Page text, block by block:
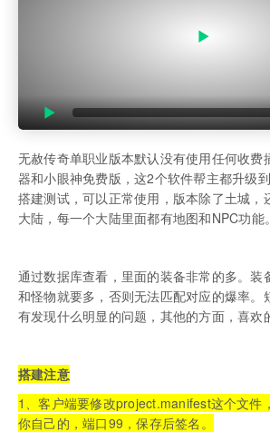
无赦传奇单职业版本默认没有使用任何收费
器和小眼神免费版，这2个软件帮主都升级
搭建测试，可以正常使用，版本除了土城，
大陆，每一个大陆里面都有地图和NPC功能。
通过数据库查看，里面的装备非常的多。装
和怪物就要多，否则无法匹配对应的爆率。
有发现什么明显的问题，其他的方面，喜欢
搭建注意
1、客户端要修改project.manifest这个文件
你自己的，端口99，保存后签名。